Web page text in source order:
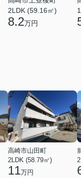
2LDK (59.16㎡)
8.2万円
高崎市山田町
2LDK (58.79㎡)
11万円